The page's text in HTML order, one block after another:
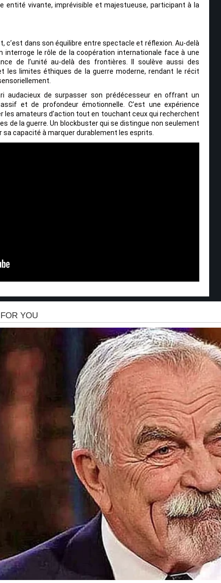
entité vivante, imprévisible et majestueuse, participant à la
c’est dans son équilibre entre spectacle et réflexion. Au-delà
interroge le rôle de la coopération internationale face à une
de l’unité au-delà des frontières. Il soulève aussi des
les limites éthiques de la guerre moderne, rendant le récit
audacieux de surpasser son prédécesseur en offrant un
et de profondeur émotionnelle. C’est une expérience
les amateurs d’action tout en touchant ceux qui recherchent
de la guerre. Un blockbuster qui se distingue non seulement
capacité à marquer durablement les esprits.